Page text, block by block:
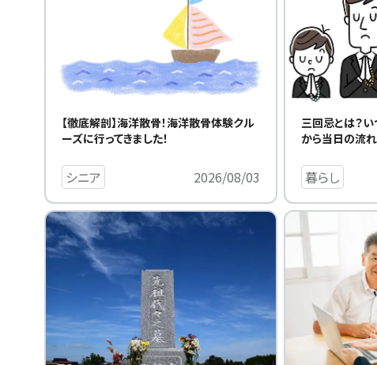
【徹底解剖】海洋散骨！海洋散骨体験クル
ーズに行ってきました！
シニア 2026/08/03
三回忌とは？
から当日の流
暮らし